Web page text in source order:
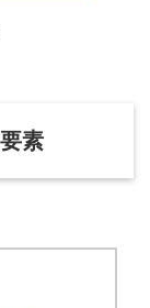
素